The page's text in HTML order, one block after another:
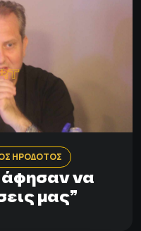
ΗΡΟΔΟΤΟΣ
να
μας”